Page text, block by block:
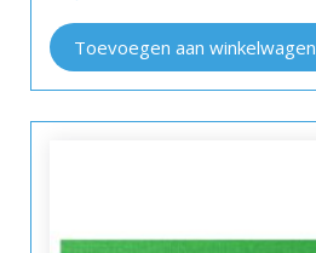
Toevoegen aan winkelwagen